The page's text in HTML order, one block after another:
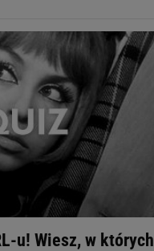
u! Wiesz, w których